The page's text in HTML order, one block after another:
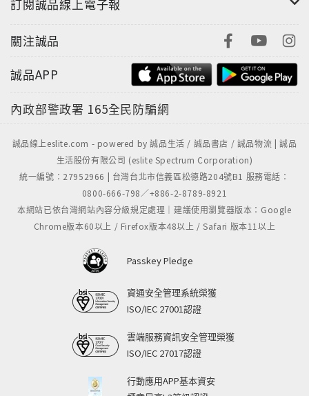
訂閱誠品線上電子報
關注誠品
誠品APP
內政部警政署 165全民防騙網
誠品線上eslite.com - powered by 誠品生活 / 誠品書店 / 誠品物流 | 誠品
生活股份有限公司 (eslite Spectrum Corporation)
統一編號：27952966 | 台灣台北市信義區松德路204號B1 服務電話：
0800-666-798／+886-2-8789-8921
本網站已依台灣網站內容分級規定處理｜建議使用瀏覽器版本：Google
Chrome版本60以上 / Firefox版本48以上 / Safari 版本11以上
Passkey Pledge
資通安全管理系統榮獲
ISO/IEC 27001認證
雲端服務資訊安全管理榮獲
ISO/IEC 27017認證
行動應用APP基本資安